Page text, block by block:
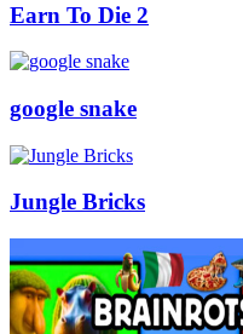
Earn To Die 2
google snake
Jungle Bricks